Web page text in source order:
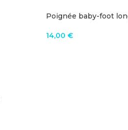
Poignée baby-foot
14,00 €